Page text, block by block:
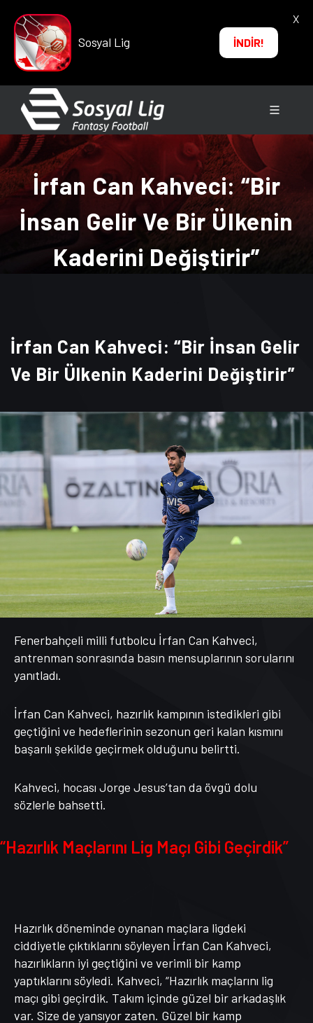
Sosyal Lig İNDİR!
X
İrfan Can Kahveci: “Bir
İnsan Gelir Ve Bir Ülkenin
Kaderini Değiştirir”
İrfan Can Kahveci: “Bir İnsan Gelir
Ve Bir Ülkenin Kaderini Değiştirir”
Fenerbahçeli milli futbolcu İrfan Can Kahveci,
antrenman sonrasında basın mensuplarının sorularını
yanıtladı.
İrfan Can Kahveci, hazırlık kampının istedikleri gibi
geçtiğini ve hedeflerinin sezonun geri kalan kısmını
başarılı şekilde geçirmek olduğunu belirtti.
Kahveci, hocası Jorge Jesus’tan da övgü dolu
sözlerle bahsetti.
“Hazırlık Maçlarını Lig Maçı Gibi Geçirdik”
Hazırlık döneminde oynanan maçlara ligdeki
ciddiyetle çıktıklarını söyleyen İrfan Can Kahveci,
hazırlıkların iyi geçtiğini ve verimli bir kamp
yaptıklarını söyledi. Kahveci, “Hazırlık maçlarını lig
maçı gibi geçirdik. Takım içinde güzel bir arkadaşlık
var. Size de yansıyor zaten. Güzel bir kamp